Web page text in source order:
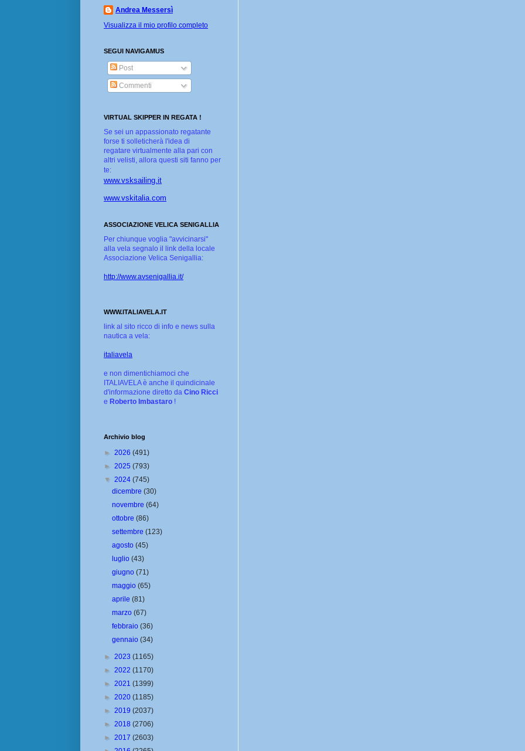
Andrea Messersì
Visualizza il mio profilo completo
SEGUI NAVIGAMUS
Post
Commenti
VIRTUAL SKIPPER IN REGATA !
Se sei un appassionato regatante
forse ti solleticherà l'idea di
regatare virtualmente alla pari con
altri velisti, allora questi siti fanno per
te:
www.vsksailing.it
www.vskitalia.com
ASSOCIAZIONE VELICA SENIGALLIA
Per chiunque voglia "avvicinarsi"
alla vela segnalo il link della locale
Associazione Velica Senigallia:
http://www.avsenigallia.it/
WWW.ITALIAVELA.IT
link al sito ricco di info e news sulla
nautica a vela:
italiavela
e non dimentichiamoci che
ITALIAVELA è anche il quindicinale
d'informazione diretto da Cino Ricci
e Roberto Imbastaro !
Archivio blog
► 2026 (491)
► 2025 (793)
▼ 2024 (745)
dicembre(30)
novembre(64)
ottobre(86)
settembre(123)
agosto(45)
luglio(43)
giugno(71)
maggio(65)
aprile(81)
marzo(67)
febbraio(36)
gennaio(34)
► 2023 (1165)
► 2022 (1170)
► 2021 (1399)
► 2020 (1185)
► 2019 (2037)
► 2018 (2706)
► 2017 (2603)